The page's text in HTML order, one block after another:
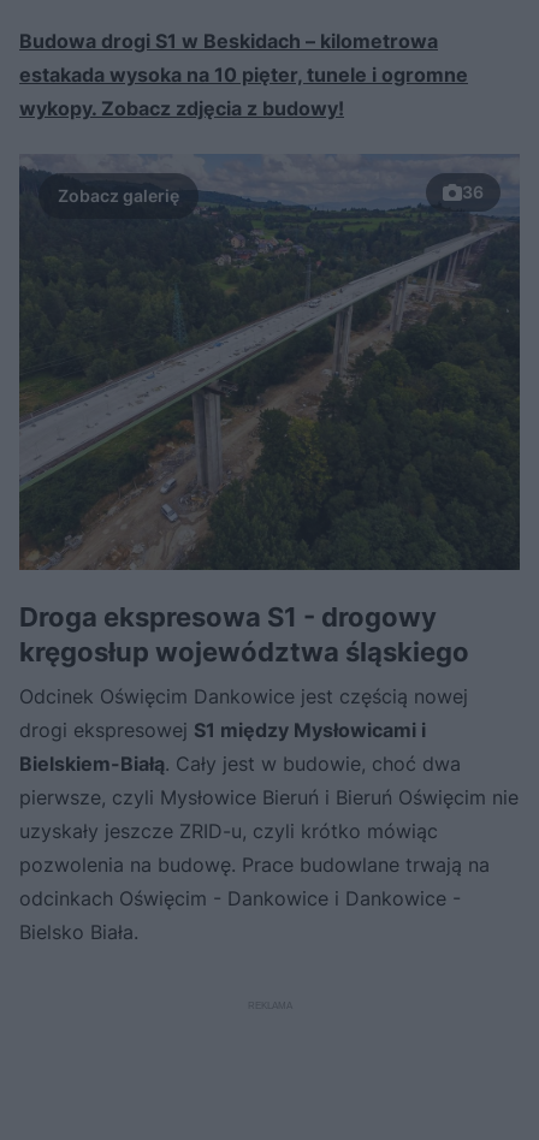
Budowa drogi S1 w Beskidach – kilometrowa
estakada wysoka na 10 pięter, tunele i ogromne
wykopy. Zobacz zdjęcia z budowy!
36
Droga ekspresowa S1 - drogowy
kręgosłup województwa śląskiego
Odcinek Oświęcim Dankowice jest częścią nowej
drogi ekspresowej S1 między Mysłowicami i
Bielskiem-Białą. Cały jest w budowie, choć dwa
pierwsze, czyli Mysłowice Bieruń i Bieruń Oświęcim nie
uzyskały jeszcze ZRID-u, czyli krótko mówiąc
pozwolenia na budowę. Prace budowlane trwają na
odcinkach Oświęcim - Dankowice i Dankowice -
Bielsko Biała.